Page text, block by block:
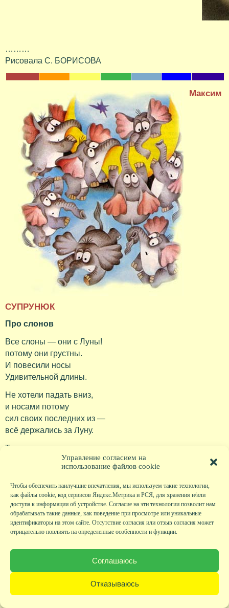
Управление согласием на
использование файлов cookie
Чтобы обеспечить наилучшие впечатления, мы используем такие технологии,
как файлы cookie, код сервисов Яндекс.Метрика и РСЯ, для хранения и/или
доступа к информации об устройстве. Согласие на эти технологии позволит нам
обрабатывать такие данные, как поведение при просмотре или уникальные
идентификаторы на этом сайте. Отсутствие согласия или отзыв согласия может
отрицательно повлиять на определенные особенности и функции.
Соглашаюсь
Отказываюсь
………
Рисовала С. БОРИСОВА
Максим
СУПРУНЮК
Про слонов
Все слоны — они с Луны!
потому они грустны.
И повесили носы
Удивительной длины.
Не хотели падать вниз,
и носами потому
сил своих последних из —
всё держались за Луну.
Так висели в тишине.
Все равно не помогло,
потому что на Луне
притяжение мало.
И теперь они грустны.
Но при этом и горды —
На Луне теперь видны
Их слоновые следы!
А если не веришь — возьми у папы бинокль и посмотри